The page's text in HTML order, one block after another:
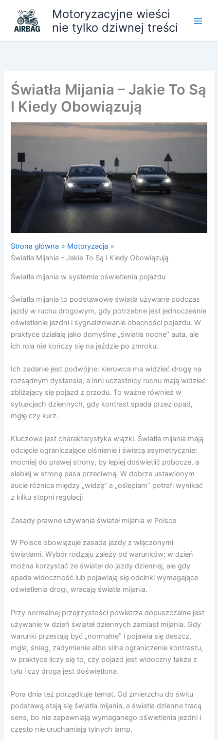
treści
Motoryzacyjne wieści
nie tylko dziwnej treści
Światła Mijania – Jakie To Są
I Kiedy Obowiązują
Strona główna
Motoryzacja
Światła Mijania – Jakie To Są I Kiedy Obowiązują
Światła mijania w systemie oświetlenia pojazdu
Światła mijania to podstawowe światła używane podczas
jazdy w ruchu drogowym, gdy potrzebne jest jednocześnie
oświetlenie jezdni i sygnalizowanie obecności pojazdu. W
praktyce działają jako domyślne „światła nocne” auta, ale
ich rola nie kończy się na jeździe po zmroku.
Ich zadanie jest podwójne: kierowca ma widzieć drogę na
rozsądnym dystansie, a inni uczestnicy ruchu mają widzieć
zbliżający się pojazd z przodu. To ważne również w
sytuacjach dziennych, gdy kontrast spada przez opad,
mgłę czy kurz.
Kluczowa jest charakterystyka wiązki. Światła mijania mają
odcięcie ograniczające olśnienie i świecą asymetrycznie:
mocniej do prawej strony, by lepiej doświetlić pobocze, a
słabiej w stronę pasa przeciwną. W dobrze ustawionym
aucie różnica między „widzę” a „oślepiam” potrafi wynikać
z kilku stopni regulacji
Zasady prawne używania świateł mijania w Polsce
W Polsce obowiązuje zasada jazdy z włączonymi
światłami. Wybór rodzaju zależy od warunków: w dzień
można korzystać ze świateł do jazdy dziennej, ale gdy
spada widoczność lub pojawiają się odcinki wymagające
oświetlenia drogi, wracają światła mijania.
Przy normalnej przejrzystości powietrza dopuszczalne jest
używanie w dzień świateł dziennych zamiast mijania. Gdy
warunki przestają być „normalne” i pojawia się deszcz,
mgła, śnieg, zadymienie albo silne ograniczenie kontrastu,
w praktyce liczy się to, czy pojazd jest widoczny także z
tyłu i czy droga jest doświetlona.
Pora dnia też porządkuje temat. Od zmierzchu do świtu
podstawą stają się światła mijania, a światła dzienne tracą
sens, bo nie zapewniają wymaganego oświetlenia jezdni i
często nie uruchamiają tylnych lamp.